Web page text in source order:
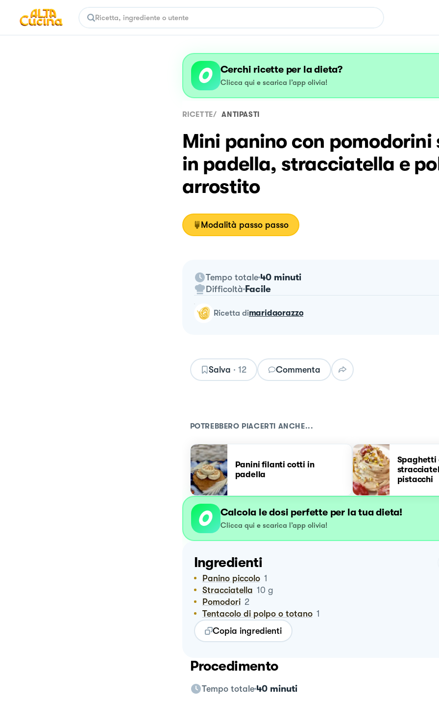
Cerchi ricette per la dieta?
Clicca qui e scarica l’app olivia!
RICETTE/ ANTIPASTI
Mini panino con
in padella, stracciatella e
arrostito
Modalità passo passo
Tempo totale 40 minuti
Difficoltà Facile
ricetta dimaridaorazzo
Salva · 12 Commenta
POTREBBERO PIACERTI ANCHE...
Panini filanti cotti in
padella
pistacchi
Calcola le dosi perfette per la tua dieta!
Clicca qui e scarica l’app olivia!
Ingredienti
Panino piccolo 1
Stracciatella 10 g
Pomodori 2
Tentacolo di polpo o totano 1
Copia ingredienti
Procedimento
Tempo totale 40 minuti